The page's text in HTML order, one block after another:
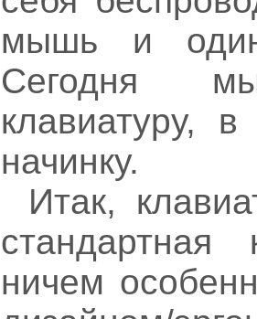
мышь и
Сегодня
клавиатуру,
начинку.
Итак,
ничем